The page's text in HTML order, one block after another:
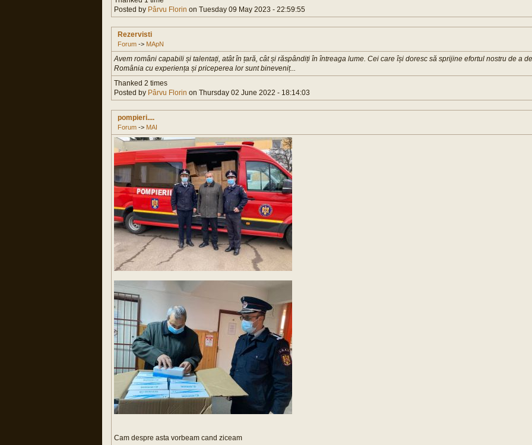
Posted by Pârvu Florin on Tuesday 09 May 2023 - 22:59:55
Rezervisti
Forum -> MApN
Avem români capabili și talentați, atât în țară, cât și răspândiți în întreaga lume. Cei care își doresc să sprijine efortul nostru de a
România cu experiența și priceperea lor sunt bineveniț...
Thanked 2 times
Posted by Pârvu Florin on Thursday 02 June 2022 - 18:14:03
pompieri....
Forum -> MAI
Cam despre asta vorbeam cand ziceam